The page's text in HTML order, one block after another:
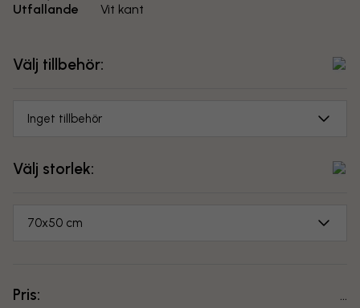
Utfallande Vit kant
Välj tillbehör:
Inget tillbehör
Välj storlek:
70x50 cm
Pris: